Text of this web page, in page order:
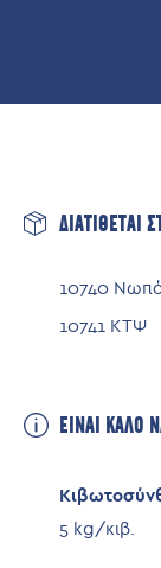
ΔΙΑΤΙΘΕΤΑΙ
10740
10741 ΚΤΨ
ΕΙΝΑΙ ΚΑΛΟ
5 kg/κιβ.